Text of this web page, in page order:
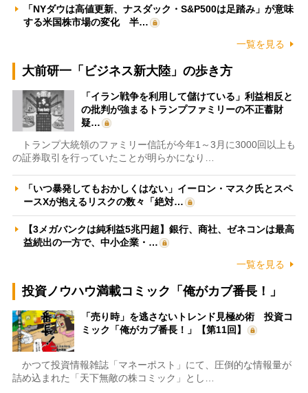
「NYダウは高値更新、ナスダック・S&P500は足踏み」が意味
する米国株市場の変化 半…
一覧を見る
大前研一「ビジネス新大陸」の歩き方
「イラン戦争を利用して儲けている」利益相反と
の批判が強まるトランプファミリーの不正蓄財
疑…
トランプ大統領のファミリー信託が今年1～3月に3000回以上も
の証券取引を行っていたことが明らかになり…
「いつ暴発してもおかしくはない」イーロン・マスク氏とスペ
ースXが抱えるリスクの数々「絶対…
【3メガバンクは純利益5兆円超】銀行、商社、ゼネコンは最高
益続出の一方で、中小企業・…
一覧を見る
投資ノウハウ満載コミック「俺がカブ番長！」
「売り時」を逃さないトレンド見極め術 投資コ
ミック「俺がカブ番長！」【第11回】
かつて投資情報雑誌「マネーポスト」にて、圧倒的な情報量が
詰め込まれた「天下無敵の株コミック」とし…